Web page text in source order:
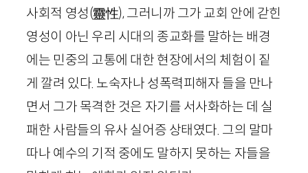
사회적 영성(靈性), 그러니까 그가 교회 안에 갇힌
영성이 아닌 우리 시대의 종교화를 말하는 배경
에는 민중의 고통에 대한 현장에서의 체험이 짙
게 깔려 있다. 노숙자나 성폭력피해자 들을 만나
면서 그가 목격한 것은 자기를 서사화하는 데 실
패한 사람들의 유사 실어증 상태였다. 그의 말마
따나 예수의 기적 중에도 말하지 못하는 자들을